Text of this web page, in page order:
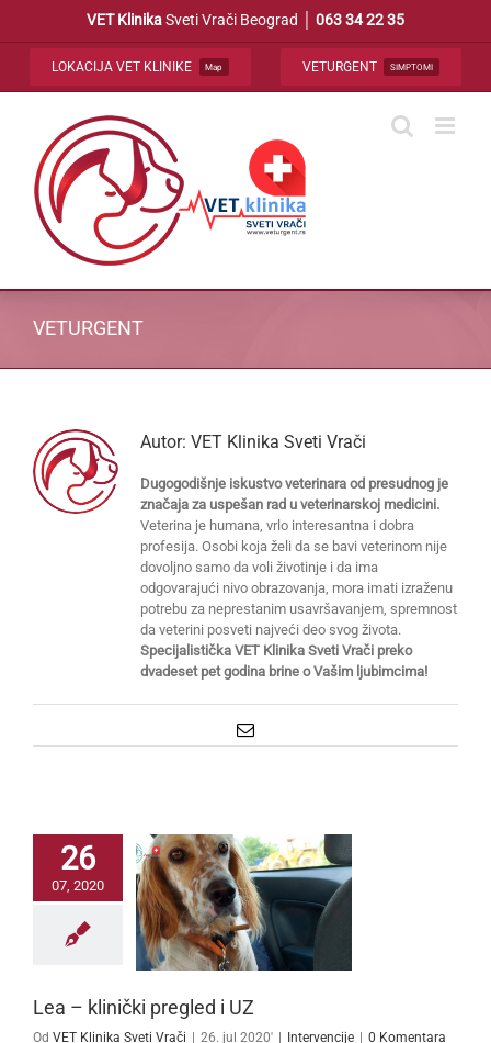
VET KlinikaSveti Vrači Beograd │ 063 34 22 35
LOKACIJA VET KLINIKE Map VETURGENT SIMPTOMI
VETURGENT
Autor: VET Klinika Sveti Vrači
Dugogodišnje iskustvo veterinara od presudnog je
značaja za uspešan rad u veterinarskoj medicini.
Veterina je humana, vrlo interesantna i dobra
profesija. Osobi koja želi da se bavi veterinom nije
dovoljno samo da voli životinje i da ima
odgovarajući nivo obrazovanja, mora imati izraženu
potrebu za neprestanim usavršavanjem, spremnost
da veterini posveti najveći deo svog života.
Specijalistička VET Klinika Sveti Vrači preko
dvadeset pet godina brine o Vašim ljubimcima!
Email
26
07, 2020
Lea – klinički pregled i UZ
Od VET Klinika Sveti Vrači 26. jul 2020' Intervencije 0 Komentara